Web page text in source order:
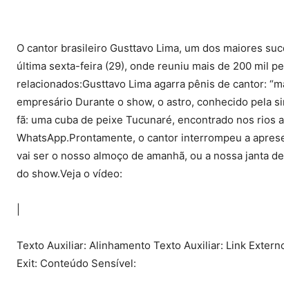
O cantor brasileiro Gusttavo Lima, um dos maiores
última sexta-feira (29), onde reuniu mais de 200 mil
relacionados:Gusttavo Lima agarra pênis de cantor:
empresário Durante o show, o astro, conhecido pela
fã: uma cuba de peixe Tucunaré, encontrado nos
WhatsApp.Prontamente, o cantor interrompeu a
vai ser o nosso almoço de amanhã, ou a nossa janta
do show.Veja o vídeo:
Texto Auxiliar: Alinhamento Texto Auxiliar: Link
Exit: Conteúdo Sensível: